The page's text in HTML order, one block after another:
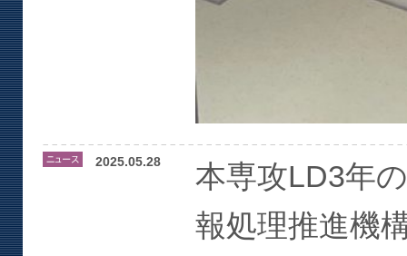
2025.05.28
本専攻LD3年
報処理推進機